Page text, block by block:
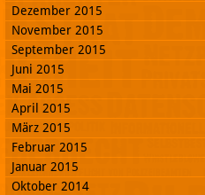
Dezember 2015
November 2015
September 2015
Juni 2015
Mai 2015
April 2015
März 2015
Februar 2015
Januar 2015
Oktober 2014